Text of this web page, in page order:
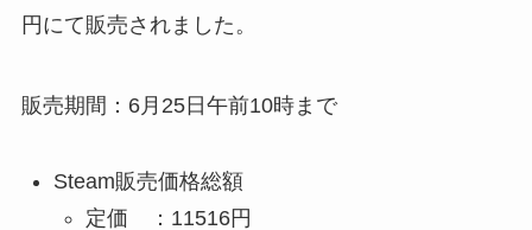
円にて販売されました。
販売期間：6月25日午前10時まで
Steam販売価格総額
定価 ：11516円